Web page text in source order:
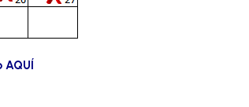
AQUÍ